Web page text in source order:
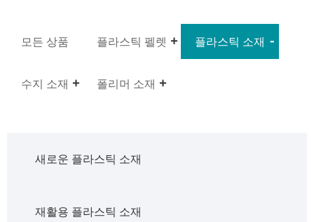
모든 상품 플라스틱 펠렛 플라스틱 소재
수지 소재 폴리머 소재
새로운 플라스틱 소재
재활용 플라스틱 소재